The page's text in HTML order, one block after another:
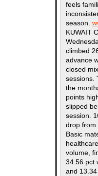
feels
season.
KUWAIT
climbed
advance
closed
sessions.
the
points
slipped
session.
drop from
Basic
volume,
34.56 pct
and